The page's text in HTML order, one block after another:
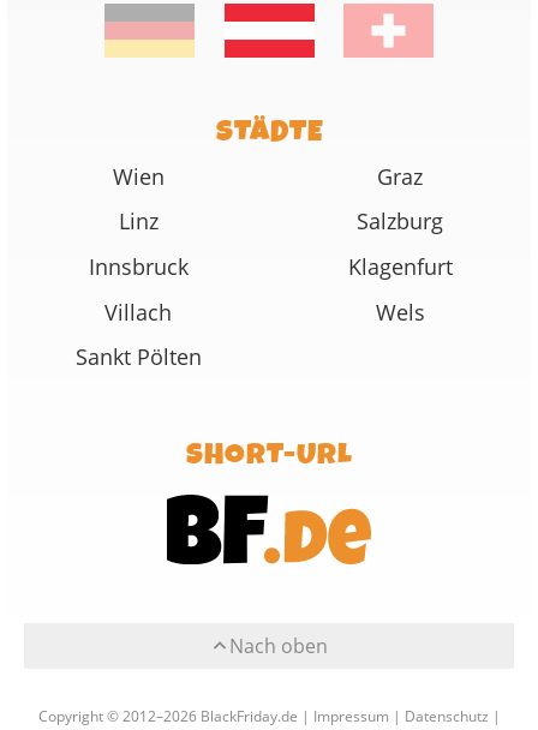
STÄDTE
Wien
Graz
Linz
Salzburg
Innsbruck
Klagenfurt
Villach
Wels
Sankt Pölten
SHORT-URL
Nach oben
Copyright © 2012–2026 BlackFriday.de | Impressum | Datenschutz |